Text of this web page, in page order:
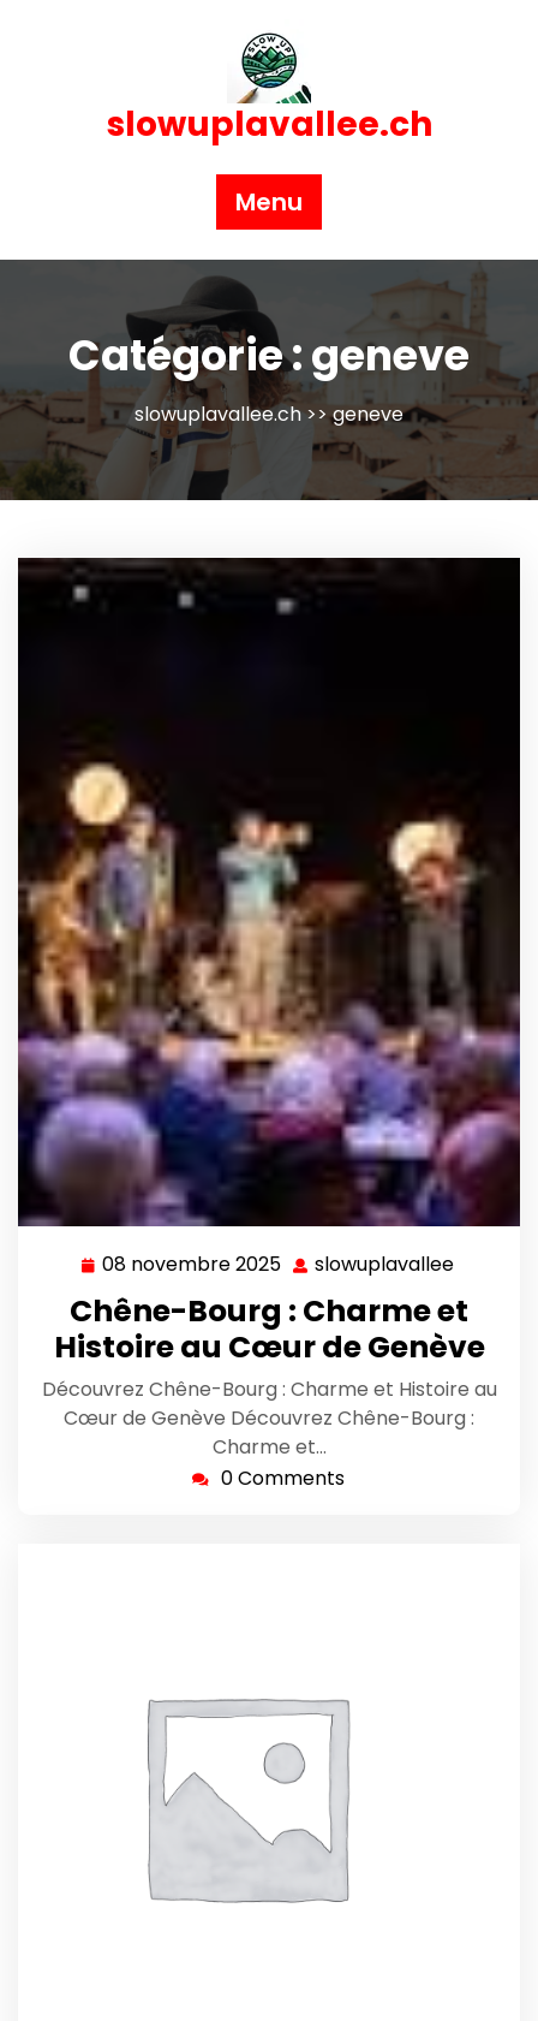
slowuplavallee.ch
Menu
Catégorie :geneve
slowuplavallee.ch>>geneve
08 novembre 2025 08
novembre
2025
slowuplavallee
Chêne-Bourg : Charme et
Histoire au Cœur de Genève
Découvrez Chêne-Bourg : Charme et Histoire au
Cœur de Genève Découvrez Chêne-Bourg :
Charme et…
0 Comments